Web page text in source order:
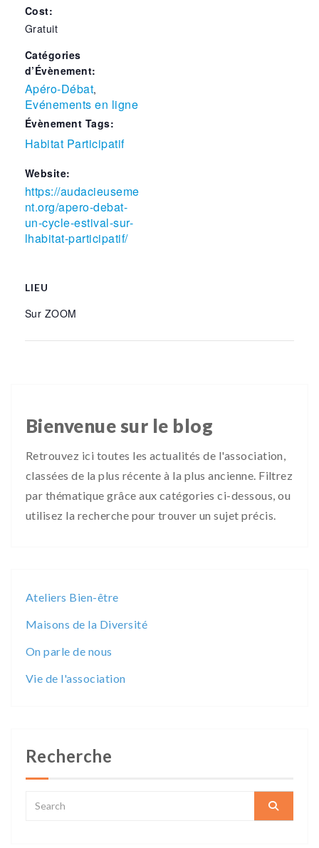
Cost:
Gratuit
Catégories
d’Évènement:
Apéro-Débat,
Evénements en ligne
Évènement Tags:
Habitat Participatif
Website:
https://audacieuseme
nt.org/apero-debat-
un-cycle-estival-sur-
lhabitat-participatif/
LIEU
Sur ZOOM
Bienvenue sur le blog
Retrouvez ici toutes les actualités de l'association,
classées de la plus récente à la plus ancienne. Filtrez
par thématique grâce aux catégories ci-dessous, ou
utilisez la recherche pour trouver un sujet précis.
Ateliers Bien-être
Maisons de la Diversité
On parle de nous
Vie de l'association
Recherche